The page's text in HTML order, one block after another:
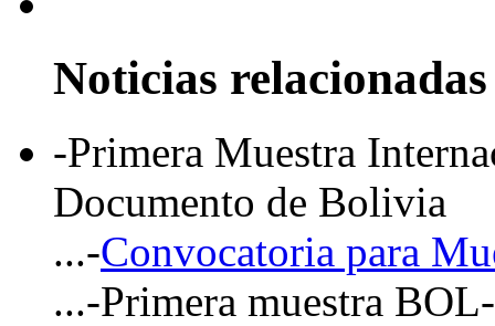
Noticias relacionadas
-Primera Muestra
Documento de Bolivia
...-Convocatoria para
...-Primera muestra